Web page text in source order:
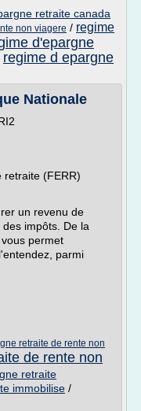
retraite canada
non viagere / regime
d'epargne
regime d epargne
Nationale
retraite (FERR)
un revenu de
impôts. De la
permet
parmi
retraite de rente non
de rente non
retraite
immobilise /